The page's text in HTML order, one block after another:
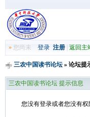
»您尚未 登录 注册| 返回主
三农中国读书论坛» 论坛提
三农中国读书论坛 提示信息
您没有登录或者您没有